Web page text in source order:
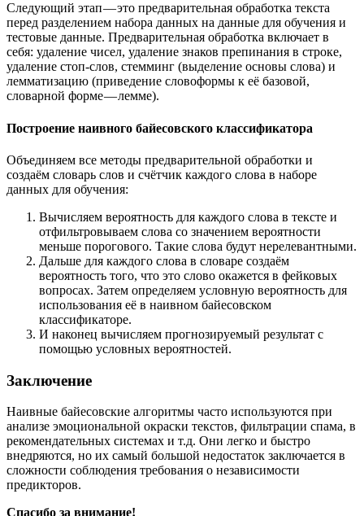
Следующий этап — это предварительная обработка текста
перед разделением набора данных на данные для обучения и
тестовые данные. Предварительная обработка включает в
себя: удаление чисел, удаление знаков препинания в строке,
удаление стоп-слов, стемминг (выделение основы слова) и
лемматизацию (приведение словоформы к её базовой,
словарной форме — лемме).
Построение наивного байесовского классификатора
Объединяем все методы предварительной обработки и
создаём словарь слов и счётчик каждого слова в наборе
данных для обучения:
Вычисляем вероятность для каждого слова в тексте и
отфильтровываем слова со значением вероятности
меньше порогового. Такие слова будут нерелевантными.
Дальше для каждого слова в словаре создаём
вероятность того, что это слово окажется в фейковых
вопросах. Затем определяем условную вероятность для
использования её в наивном байесовском
классификаторе.
И наконец вычисляем прогнозируемый результат с
помощью условных вероятностей.
Заключение
Наивные байесовские алгоритмы часто используются при
анализе эмоциональной окраски текстов, фильтрации спама, в
рекомендательных системах и т.д. Они легко и быстро
внедряются, но их самый большой недостаток заключается в
сложности соблюдения требования о независимости
предикторов.
Спасибо за внимание!